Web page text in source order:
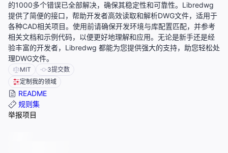
的1000多个错误已全部解决，确保其稳定性和可靠性。Libredwg
提供了简便的接口，帮助开发者高效读取和解析DWG文件，适用于
各种CAD相关项目。使用前请确保开发环境与库配置匹配，并参考
相关文档和示例代码，以便更好地理解和应用。无论是新手还是经
验丰富的开发者，Libredwg 都能为您提供强大的支持，助您轻松处
理DWG文件。
MIT 3提交数
定制我的领域
README
规则集
举报项目